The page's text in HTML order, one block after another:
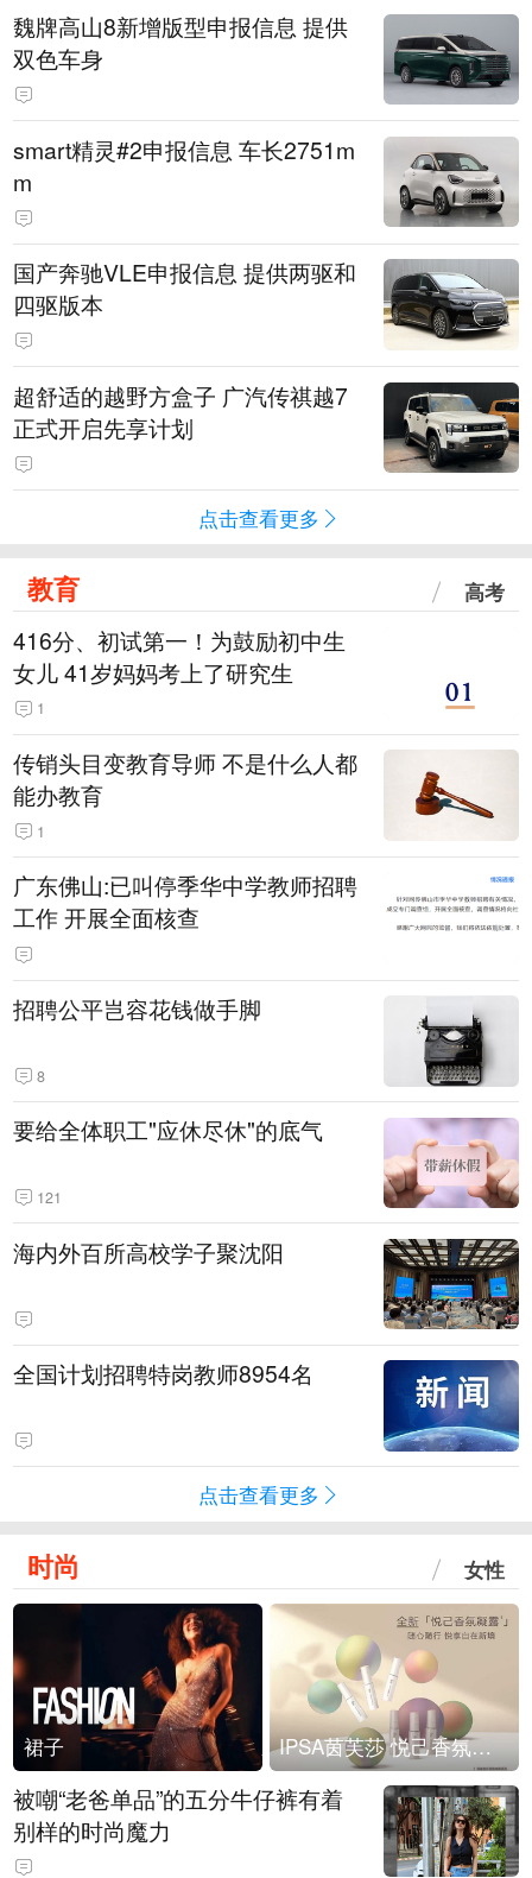
魏牌高山8新增版型申报信息 提供
双色车身
smart精灵#2申报信息 车长2751m
m
国产奔驰VLE申报信息 提供两驱和
四驱版本
超舒适的越野方盒子 广汽传祺越7
正式开启先享计划
点击查看更多
教育 高考
416分、初试第一！为鼓励初中生
女儿 41岁妈妈考上了研究生
1
传销头目变教育导师 不是什么人都
能办教育
1
广东佛山:已叫停季华中学教师招聘
工作 开展全面核查
招聘公平岂容花钱做手脚
8
要给全体职工"应休尽休"的底气
121
海内外百所高校学子聚沈阳
全国计划招聘特岗教师8954名
点击查看更多
时尚 女性
裙子 IPSA茵芙莎 悦己香氛凝露上市
被嘲“老爸单品”的五分牛仔裤有着
别样的时尚魔力